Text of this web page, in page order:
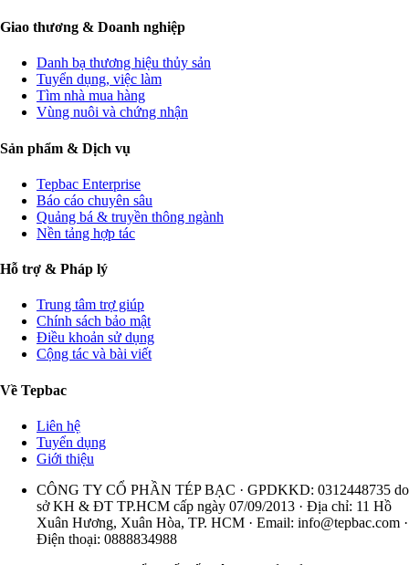
Giao thương & Doanh nghiệp
Danh bạ thương hiệu thủy sản
Tuyển dụng, việc làm
Tìm nhà mua hàng
Vùng nuôi và chứng nhận
Sản phẩm & Dịch vụ
Tepbac Enterprise
Báo cáo chuyên sâu
Quảng bá & truyền thông ngành
Nền tảng hợp tác
Hỗ trợ & Pháp lý
Trung tâm trợ giúp
Chính sách bảo mật
Điều khoản sử dụng
Cộng tác và bài viết
Về Tepbac
Liên hệ
Tuyển dụng
Giới thiệu
CÔNG TY CỔ PHẦN TÉP BẠC · GPDKKD: 0312448735 do
sở KH & ĐT TP.HCM cấp ngày 07/09/2013 · Địa chỉ: 11 Hồ
Xuân Hương, Xuân Hòa, TP. HCM · Email: info@tepbac.com ·
Điện thoại: 0888834988